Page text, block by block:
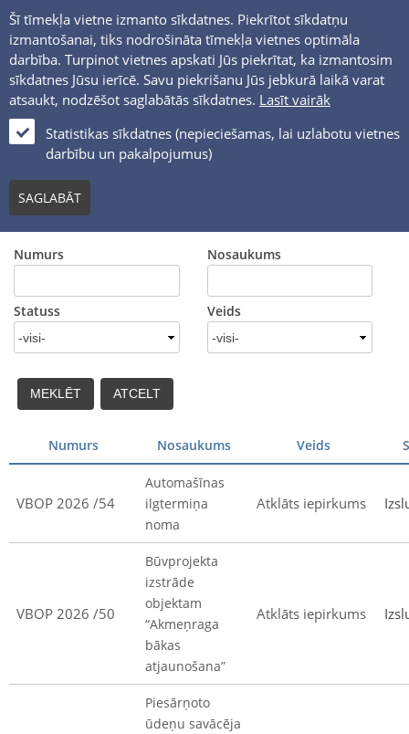
Šī tīmekļa vietne izmanto sīkdatnes. Piekrītot sīkdatņu
izmantošanai, tiks nodrošināta tīmekļa vietnes optimāla
darbība. Turpinot vietnes apskati Jūs piekrītat, ka izmantosim
sīkdatnes Jūsu ierīcē. Savu piekrišanu Jūs jebkurā laikā varat
atsaukt, nodzēšot saglabātās sīkdatnes. Lasīt vairāk
Statistikas sīkdatnes (nepieciešamas, lai uzlabotu vietnes
darbību un pakalpojumus)
SAGLABĀT
PUBLISKIE IEPIRKUMI
Numurs Nosaukums
Statuss Veids
Numurs Nosaukums Veids
VBOP 2026 /54
Automašīnas
ilgtermiņa
noma
Atklāts iepirkums
VBOP 2026 /50
Būvprojekta
izstrāde
objektam
“Akmeņraga
bākas
atjaunošana”
Atklāts iepirkums
Piesārņoto
ūdeņu savācēja